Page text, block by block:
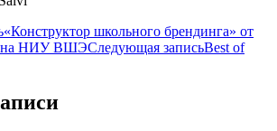
«Конструктор школьного брендинга» от
НИУ ВШЭСледующая записьBest of